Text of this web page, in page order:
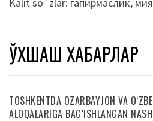
Kalit so`zlar: гапирмаслик, мия
ЎХШАШ ХАБАРЛАР
TOSHKENTDA OZARBAYJON VA
ALOQALARIGA BAG‘ISHLANGAN